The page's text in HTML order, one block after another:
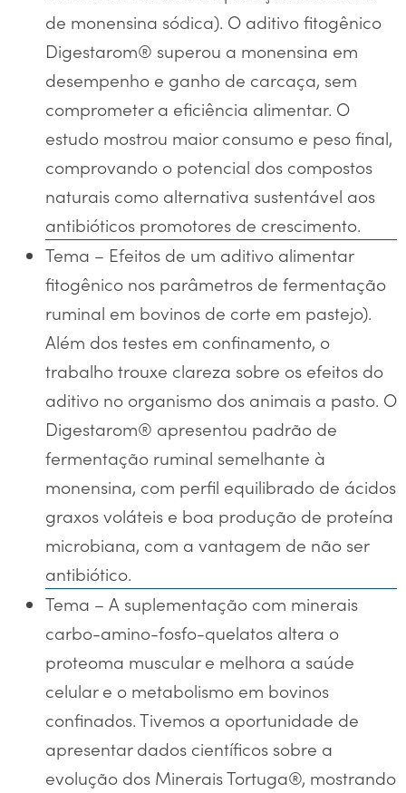
de monensina sódica). O aditivo fitogênico
Digestarom® superou a monensina em
desempenho e ganho de carcaça, sem
comprometer a eficiência alimentar. O
estudo mostrou maior consumo e peso final,
comprovando o potencial dos compostos
naturais como alternativa sustentável aos
antibióticos promotores de crescimento.
Tema – Efeitos de um aditivo alimentar
fitogênico nos parâmetros de fermentação
ruminal em bovinos de corte em pastejo).
Além dos testes em confinamento, o
trabalho trouxe clareza sobre os efeitos do
aditivo no organismo dos animais a pasto. O
Digestarom® apresentou padrão de
fermentação ruminal semelhante à
monensina, com perfil equilibrado de ácidos
graxos voláteis e boa produção de proteína
microbiana, com a vantagem de não ser
antibiótico.
Tema – A suplementação com minerais
carbo-amino-fosfo-quelatos altera o
proteoma muscular e melhora a saúde
celular e o metabolismo em bovinos
confinados. Tivemos a oportunidade de
apresentar dados científicos sobre a
evolução dos Minerais Tortuga®, mostrando